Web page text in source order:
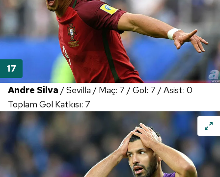
Andre Silva / Sevilla / Maç: 7 / Gol: 7 / Asist: 0
Toplam Gol Katkısı: 7